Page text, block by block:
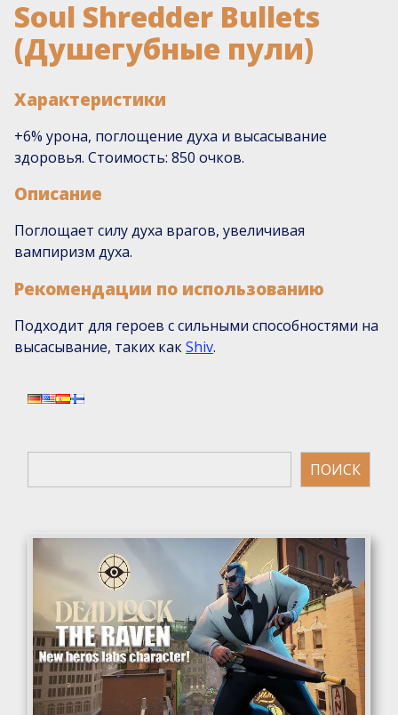
Soul Shredder Bullets
(Душегубные пули)
Характеристики
+6% урона, поглощение духа и высасывание
здоровья. Стоимость: 850 очков.
Описание
Поглощает силу духа врагов, увеличивая
вампиризм духа.
Рекомендации по использованию
Подходит для героев с сильными способностями на
высасывание, таких какShiv.
Поиск
ПОИСК